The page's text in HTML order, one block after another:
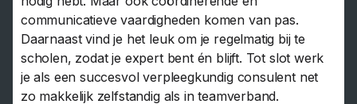
communicatieve vaardigheden komen van pas.
Daarnaast vind je het leuk om je regelmatig bij te
scholen, zodat je expert bent én blijft. Tot slot werk
je als een succesvol verpleegkundig consulent net
zo makkelijk zelfstandig als in teamverband.